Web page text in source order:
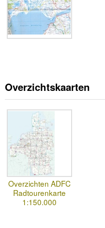
Overzichtskaarten
Overzichten ADFC
Radtourenkarte
1:150.000